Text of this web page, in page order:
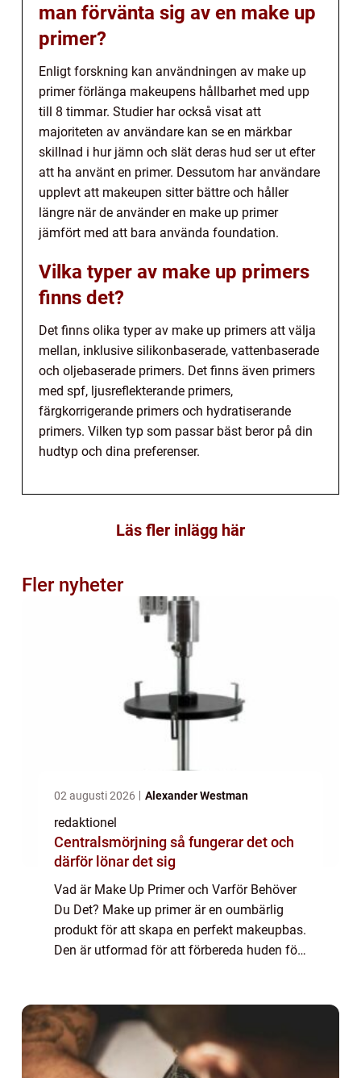
man förvänta sig av en make up
primer?
Enligt forskning kan användningen av make up
primer förlänga makeupens hållbarhet med upp
till 8 timmar. Studier har också visat att
majoriteten av användare kan se en märkbar
skillnad i hur jämn och slät deras hud ser ut efter
att ha använt en primer. Dessutom har användare
upplevt att makeupen sitter bättre och håller
längre när de använder en make up primer
jämfört med att bara använda foundation.
Vilka typer av make up primers
finns det?
Det finns olika typer av make up primers att välja
mellan, inklusive silikonbaserade, vattenbaserade
och oljebaserade primers. Det finns även primers
med spf, ljusreflekterande primers,
färgkorrigerande primers och hydratiserande
primers. Vilken typ som passar bäst beror på din
hudtyp och dina preferenser.
Läs fler inlägg här
Fler nyheter
02 augusti 2026 Alexander Westman
redaktionel
Centralsmörjning så fungerar det och
därför lönar det sig
Vad är Make Up Primer och Varför Behöver
Du Det? Make up primer är en oumbärlig
produkt för att skapa en perfekt makeupbas.
Den är utformad för att förbereda huden för
oc...